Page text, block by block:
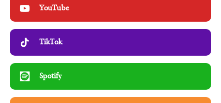
YouTube
TikTok
Spotify